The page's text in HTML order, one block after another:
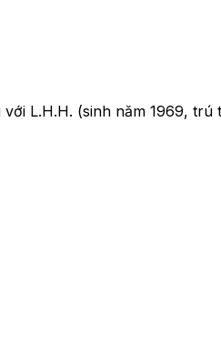
L.H.H. (sinh năm 1969,